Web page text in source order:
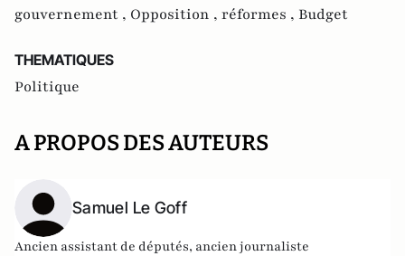
gouvernement , Opposition , réformes , Budget
THEMATIQUES
Politique
A PROPOS DES AUTEURS
Samuel Le Goff
Ancien assistant de députés, ancien journaliste